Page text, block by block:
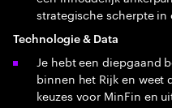
strategische scherpte
Technologie & Data
Je hebt een diepgaand
binnen het Rijk en weet
keuzes voor MinFin en